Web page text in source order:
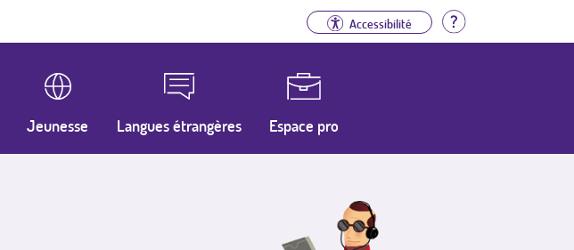
Accessibilité Aide
Jeunesse Langues étrangères Espace pro